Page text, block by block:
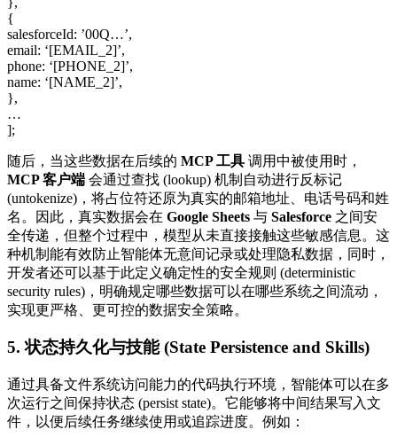
{
salesforceId: ’00Q…’,
email: ‘[EMAIL_2]’,
phone: ‘[PHONE_2]’,
name: ‘[NAME_2]’,
},
…
];
随后，当这些数据在后续的 MCP 工具 调用中被使用时，
MCP 客户端 会通过查找 (lookup) 机制自动进行反标记
(untokenize)，将占位符还原为真实的邮箱地址、电话号码和姓
名。因此，真实数据会在 Google Sheets 与 Salesforce 之间安
全传递，但整个过程中，模型从未直接接触这些敏感信息。这
种机制能有效防止智能体无意间记录或处理隐私数据，同时，
开发者还可以基于此定义确定性的安全规则 (deterministic
security rules)，明确规定哪些数据可以在哪些系统之间流动，
实现更严格、更可控的数据安全策略。
5. 状态持久化与技能 (State Persistence and Skills)
通过具备文件系统访问能力的代码执行环境，智能体可以在多
次运行之间保持状态 (persist state)。它能够将中间结果写入文
件，以便后续任务继续使用或追踪进度。例如：